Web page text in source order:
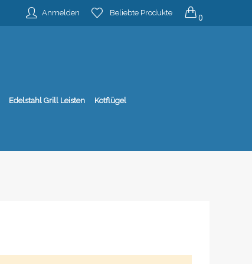
Anmelden Beliebte Produkte 0
Edelstahl Grill Leisten Kotflügel